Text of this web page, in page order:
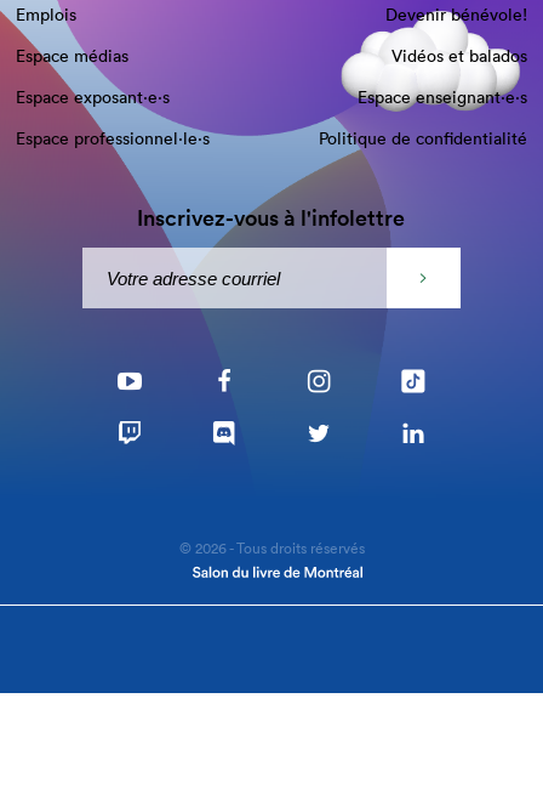
Emplois
Devenir bénévole!
Espace médias
Vidéos et balados
Espace exposant·e⋅s
Espace enseignant·e⋅s
Espace professionnel·le⋅s
Politique de confidentialité
Inscrivez-vous à l'infolettre
© 2026 - Tous droits réservés